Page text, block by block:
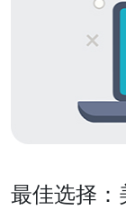
最佳选择：